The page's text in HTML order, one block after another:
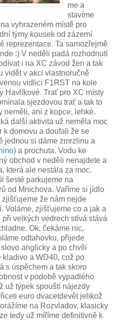
me a
stavíme
vyhrazeném místě pro
týmy kousek od zázemí
reprezentace. Ta samozřejmě
:) V neděli padá rozhodnutí
i na XC závod žen a tak
vidět v akci vlastnoručně
vidlici F1RST na kole
Havlíkové. Trať pro XC místy
sjezdovou trať a tak to
neměli, ani z kopce, lehké.
další aktivita už neměla moc
k domovu a doufali že se
jednou si dáme zmrzlinu a
) a prochuta. Vodu ke
obchod v neděli nenajdete a
která ale nestála za moc.
šesté parkujeme na
od Mnichova. Vaříme si jídlo
že nám nejde
Voláme, zjišťujeme co a jak a
velkých vedrech stívá stává
Ok, čekáme nic,
odtahovku, přijede
anglicky a po chvíli
kladivo a WD40, což po
s úspěchem a tak skoro
v podobě vypadlého
už týpek spouští nájezdy
euro dvacetdevět jelikož
na Rozvladov, klasicky
tedy už míříme definitivně k